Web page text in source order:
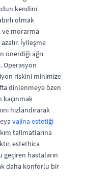
kendini
olmak
ve morarma
İyileşme
önerdiği ağrı
Operasyon
riskini minimize
dinlenmeye özen
kaçınmak
hızlandırarak
vajina estetiği
talimatlarına
estethica
geçiren hastaların
daha konforlu bir